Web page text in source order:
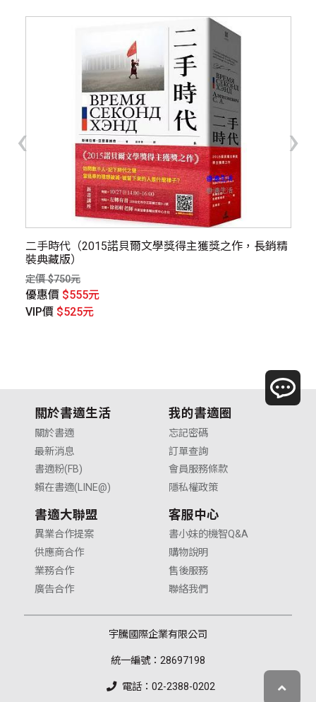
二手時代（2015諾貝爾文學獎得主獲獎之作，長銷精
裝典藏版）
定價 $750元
優惠價 $555元
VIP價 $525元
‹ ›
關於書適生活
關於書適
最新消息
書適粉(FB)
賴在書適(LINE@)
我的書適圈
忘記密碼
訂單查詢
會員服務條款
隱私權政策
書適大聯盟
異業合作提案
供應商合作
業務合作
廣告合作
客服中心
書小妹的機智Q&A
購物說明
售後服務
聯絡我們
宇騰國際企業有限公司
統一編號：28697198
電話：02-2388-0202